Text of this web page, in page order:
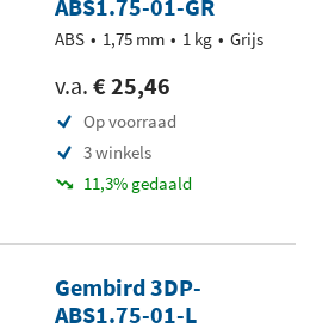
ABS1.75-01-GR
ABS 1,75 mm 1 kg Grijs
v.a. € 25,46
Op voorraad
3 winkels
11,3% gedaald
Gembird 3DP-
ABS1.75-01-L